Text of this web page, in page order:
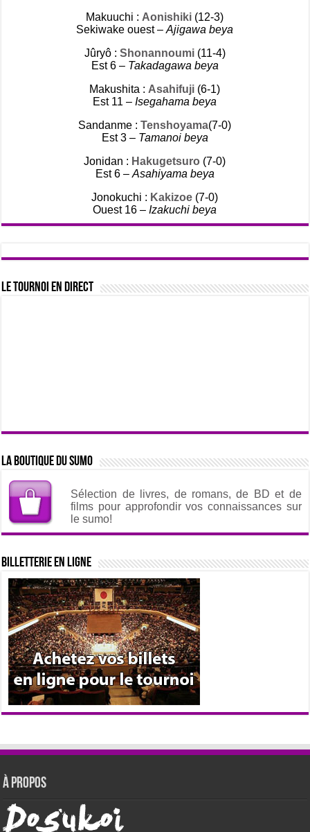
Makuuchi : Aonishiki (12-3)
Sekiwake ouest –Ajigawa beya
Jûryô : Shonannoumi (11-4)
Est 6 – Takadagawa beya
Makushita : Asahifuji (6-1)
Est 11 –Isegahama beya
Sandanme :Tenshoyama(7-0)
Est 3 – Tamanoi beya
Jonidan : Hakugetsuro (7-0)
Est 6 – Asahiyama beya
Jonokuchi : Kakizoe (7-0)
Ouest 16 –Izakuchi beya
Le tournoi en direct
La boutique du sumo
Sélection de livres, de romans, de BD et de
films pour approfondir vos connaissances sur
le sumo!
Billetterie en ligne
À propos